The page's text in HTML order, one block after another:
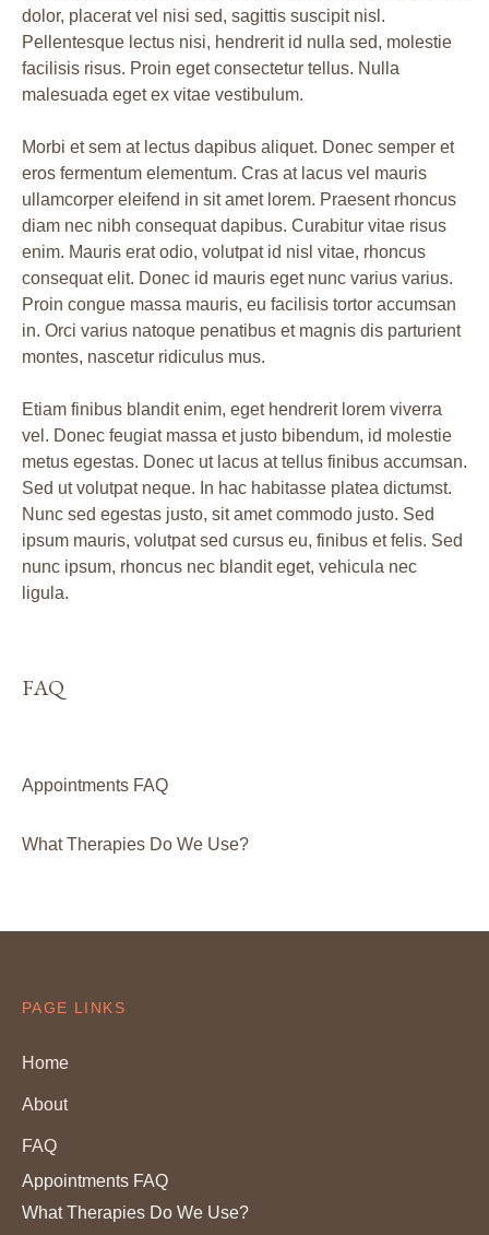
dolor, placerat vel nisi sed, sagittis suscipit nisl.
Pellentesque lectus nisi, hendrerit id nulla sed, molestie
facilisis risus. Proin eget consectetur tellus. Nulla
malesuada eget ex vitae vestibulum.
Morbi et sem at lectus dapibus aliquet. Donec semper et
eros fermentum elementum. Cras at lacus vel mauris
ullamcorper eleifend in sit amet lorem. Praesent rhoncus
diam nec nibh consequat dapibus. Curabitur vitae risus
enim. Mauris erat odio, volutpat id nisl vitae, rhoncus
consequat elit. Donec id mauris eget nunc varius varius.
Proin congue massa mauris, eu facilisis tortor accumsan
in. Orci varius natoque penatibus et magnis dis parturient
montes, nascetur ridiculus mus.
Etiam finibus blandit enim, eget hendrerit lorem viverra
vel. Donec feugiat massa et justo bibendum, id molestie
metus egestas. Donec ut lacus at tellus finibus accumsan.
Sed ut volutpat neque. In hac habitasse platea dictumst.
Nunc sed egestas justo, sit amet commodo justo. Sed
ipsum mauris, volutpat sed cursus eu, finibus et felis. Sed
nunc ipsum, rhoncus nec blandit eget, vehicula nec
ligula.
FAQ
Appointments FAQ
What Therapies Do We Use?
PAGE LINKS
Home
About
FAQ
Appointments FAQ
What Therapies Do We Use?